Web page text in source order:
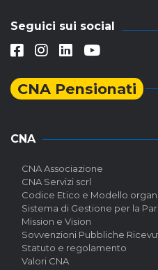
Seguici sui social
CNA Pensionati
CNA
CNA Associazione
CNA Servizi scrl
Codice Etico e Modello
Sistema di Gestione per la
Mission e Vision
Sovvenzioni Pubbliche
Statuto e regolamento
Valori CNA